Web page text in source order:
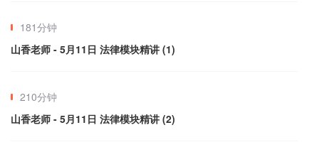
181分钟
山香老师 - 5月11日 法律模块精讲 (1)
210分钟
山香老师 - 5月11日 法律模块精讲 (2)